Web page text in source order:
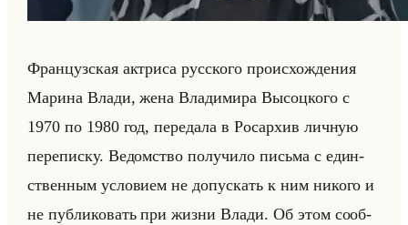
Фран­цуз­ская ак­три­са рус­ско­го про­ис­хож­де­ния
Ма­ри­на Влади, жена Вла­ди­ми­ра Вы­соц­ко­го с
1970 по 1980 год, пе­ре­да­ла в Ро­сар­хив лич­ную
пе­ре­пис­ку. Ве­дом­ство по­лу­чи­ло письма с един­
ствен­ным усло­ви­ем не до­пус­кать к ним ни­ко­го и
не пуб­ли­ко­вать при жизни Влади. Об этом со­об­